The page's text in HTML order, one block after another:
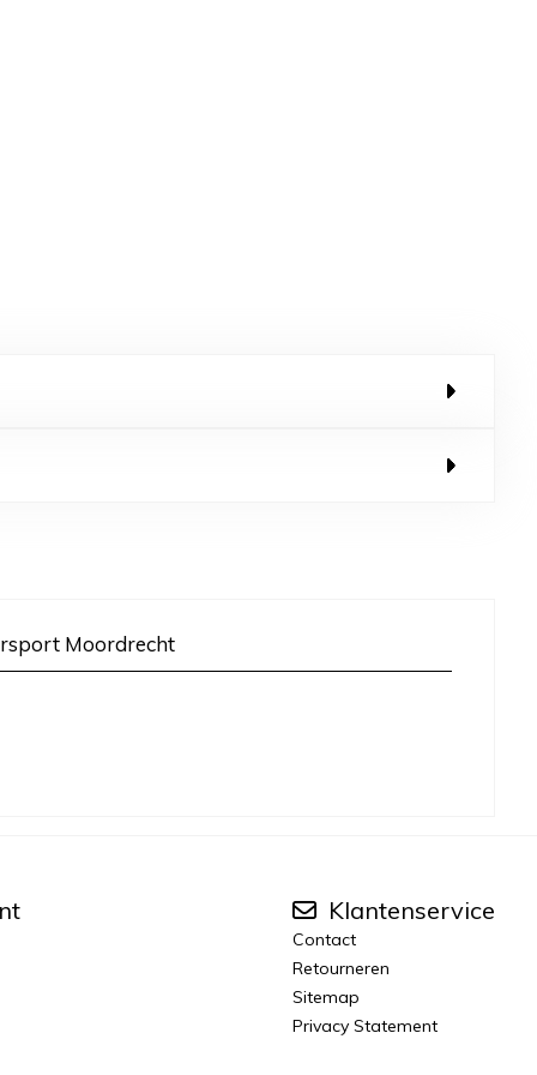
Moordrecht
Klantenservice
Contact
Retourneren
Sitemap
Privacy Statement